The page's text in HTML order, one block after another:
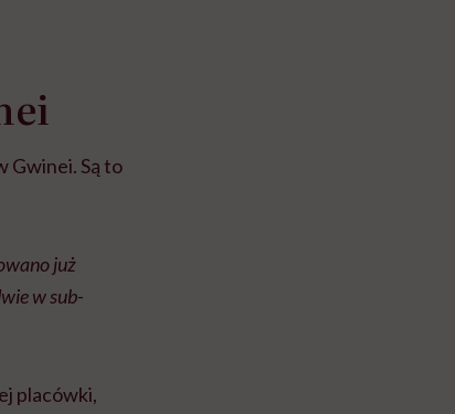
Gwinei. Są to
już
w sub-
placówki,